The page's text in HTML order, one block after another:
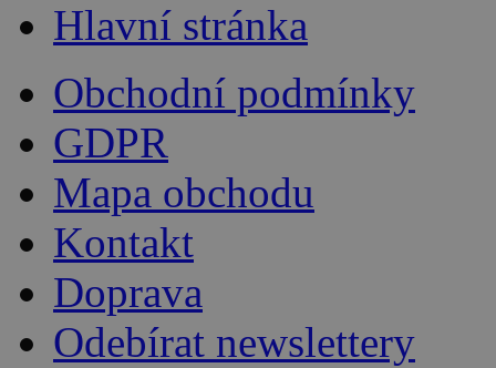
Hlavní stránka
Obchodní podmínky
GDPR
Mapa obchodu
Kontakt
Doprava
Odebírat newslettery